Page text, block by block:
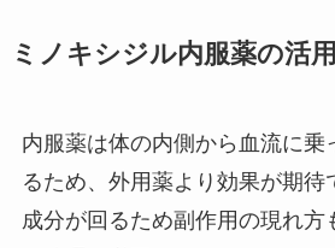
ミノキシジル内服薬の活
内服薬は体の内側から血流に乗
るため、外用薬より効果が期待
成分が回るため副作用の現れ方